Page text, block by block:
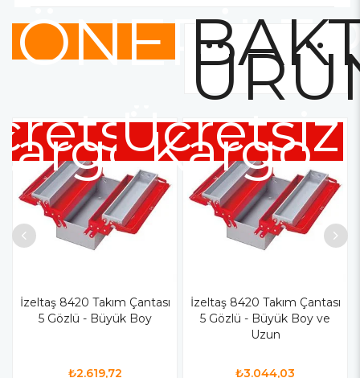
İzeltaş 8420 Takım Çantası
5 Gözlü - Büyük Boy
₺2.619,72
İzeltaş 8420 Takım Çantası
5 Gözlü - Büyük Boy ve
Uzun
₺3.044,03
Ücretsiz
Kargo